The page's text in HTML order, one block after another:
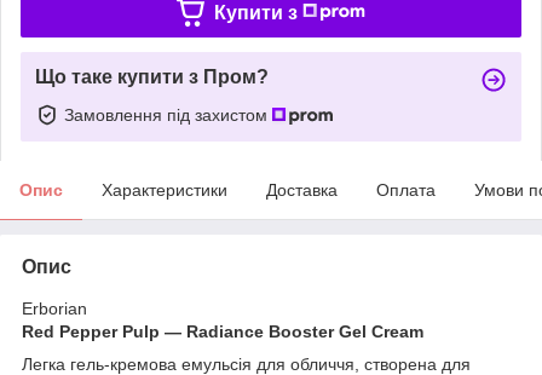
Купити з
Що таке купити з Пром?
Замовлення під захистом
Опис Характеристики Доставка Оплата Умови
Опис
Erborian
Red Pepper Pulp — Radiance Booster Gel Cream
Легка гель-кремова емульсія для обличчя, створена для